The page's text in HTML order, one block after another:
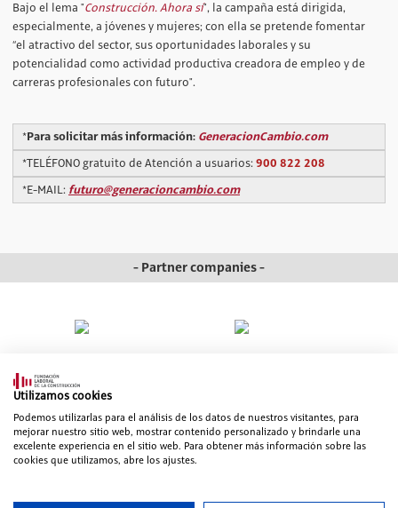
Bajo el lema "Construcción. Ahora sí", la campaña está dirigida,
especialmente, a jóvenes y mujeres; con ella se pretende fomentar
“el atractivo del sector, sus oportunidades laborales y su
potencialidad como actividad productiva creadora de empleo y de
carreras profesionales con futuro".
*Para solicitar más información: GeneracionCambio.com
*TELÉFONO gratuito de Atención a usuarios: 900 822 208
*E-MAIL: futuro@generacioncambio.com
- Partner companies -
Web map|Legal advice|Política de Seguridad de la Información|
Utilizamos cookies
Podemos utilizarlas para el análisis de los datos de nuestros visitantes, para
mejorar nuestro sitio web, mostrar contenido personalizado y brindarle una
excelente experiencia en el sitio web. Para obtener más información sobre las
cookies que utilizamos, abre los ajustes.